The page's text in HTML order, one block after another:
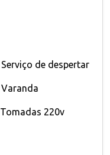
Serviço de despertar
Varanda
Tomadas 220v